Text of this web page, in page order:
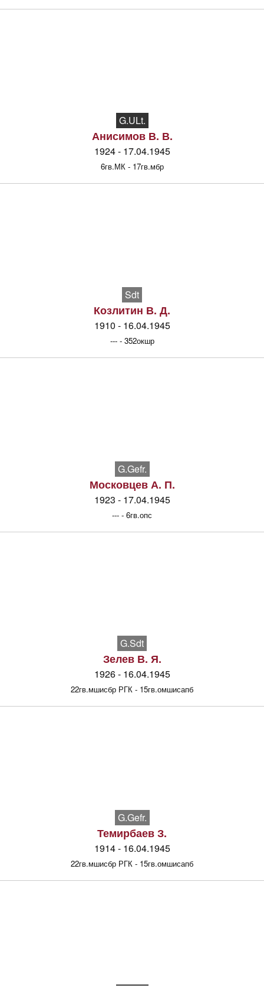
G.ULt.
Анисимов В. В.
1924 - 17.04.1945
6гв.МК - 17гв.мбр
Sdt
Козлитин В. Д.
1910 - 16.04.1945
--- - 352окшр
G.Gefr.
Московцев А. П.
1923 - 17.04.1945
--- - 6гв.опс
G.Sdt
Зелев В. Я.
1926 - 16.04.1945
22гв.мшисбр РГК - 15гв.омшисапб
G.Gefr.
Темирбаев З.
1914 - 16.04.1945
22гв.мшисбр РГК - 15гв.омшисапб